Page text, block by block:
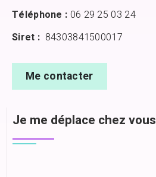
Téléphone : 06 29 25 03 24
Siret : 84303841500017
Me contacter
Je me déplace chez vous